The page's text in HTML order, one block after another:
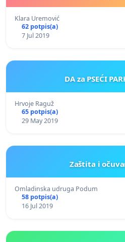
Klara Uremović
62 potpis(a)
7 Jul 2019
DA za PSEĆI
Hrvoje Raguž
65 potpis(a)
29 May 2019
Zaštita i
Omladinska udruga Podum
58 potpis(a)
16 Jul 2019